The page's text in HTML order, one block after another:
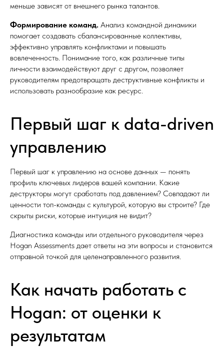
меньше зависят от внешнего рынка талантов.
Формирование команд. Анализ командной динамики
помогает создавать сбалансированные коллективы,
эффективно управлять конфликтами и повышать
вовлеченность. Понимание того, как различные типы
личности взаимодействуют друг с другом, позволяет
руководителям предотвращать деструктивные конфликты и
использовать разнообразие как ресурс.
Первый шаг к data-driven
управлению
Первый шаг к управлению на основе данных — понять
профиль ключевых лидеров вашей компании. Какие
деструкторы могут сработать под давлением? Совпадают ли
ценности топ-команды с культурой, которую вы строите? Где
скрыты риски, которые интуиция не видит?
Диагностика команды или отдельного руководителя через
Hogan Assessments дает ответы на эти вопросы и становится
отправной точкой для целенаправленного развития.
Как начать работать с
Hogan: от оценки к
результатам
ИП ЧЕРТАРИНСКАЯ Е.А.
ИНН: 771565122106
ссылка на источник (не закрытая от индексации
для поисковых систем) обязательна.
Бот в Telegram
Правовые документы
Публичная оферта
Согласие на обработку ПД